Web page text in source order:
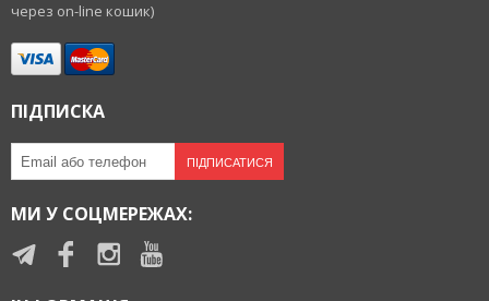
через on-line кошик)
ПІДПИСКА
ПІДПИСАТИСЯ
МИ У СОЦМЕРЕЖАХ: